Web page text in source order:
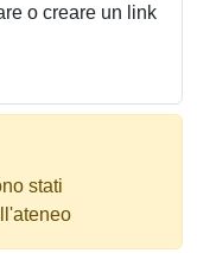
o creare un link
stati